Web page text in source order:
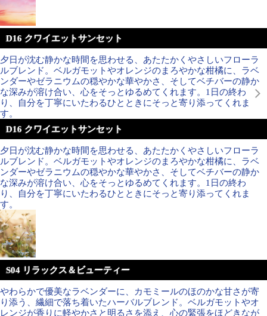
D16 クワイエットサンセット
夕日が沈む静かな時間を思わせる、あたたかくやさしいフローラ
ルブレンド。ベルガモットやオレンジのまろやかな柑橘に、ラベ
ンダーやゼラニウムの穏やかな華やかさ、そしてベチバーの静か
な深みが溶け合い、心をそっとゆるめてくれます。1日の終わ
り、自分を丁寧にいたわるひとときにそっと寄り添ってくれま
す。
D16 クワイエットサンセット
夕日が沈む静かな時間を思わせる、あたたかくやさしいフローラ
ルブレンド。ベルガモットやオレンジのまろやかな柑橘に、ラベ
ンダーやゼラニウムの穏やかな華やかさ、そしてベチバーの静か
な深みが溶け合い、心をそっとゆるめてくれます。1日の終わ
り、自分を丁寧にいたわるひとときにそっと寄り添ってくれま
す。
S04 リラックス＆ビューティー
やわらかで優美なラベンダーに、カモミールのほのかな甘さが寄
り添う、繊細で落ち着いたハーバルブレンド。ベルガモットやオ
レンジが香りに軽やかさと明るさを添え、心の緊張をほどきなが